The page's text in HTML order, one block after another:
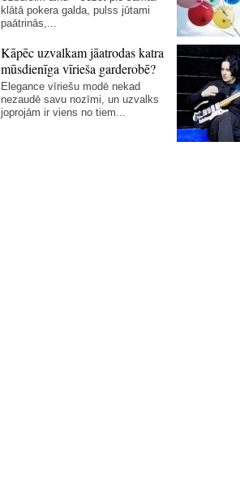
klātā pokera galda, pulss jūtami
paātrinās,...
Kāpēc uzvalkam jāatrodas katra
mūsdienīga vīrieša garderobē?
Elegance vīriešu modē nekad
nezaudē savu nozīmi, un uzvalks
joprojām ir viens no tiem...